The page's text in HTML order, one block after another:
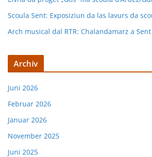
Scoula Sent: Exposiziun da las lavurs da
Arch musical dal RTR: Chalandamarz a Sent
Archiv
Juni 2026
Februar 2026
Januar 2026
November 2025
Juni 2025